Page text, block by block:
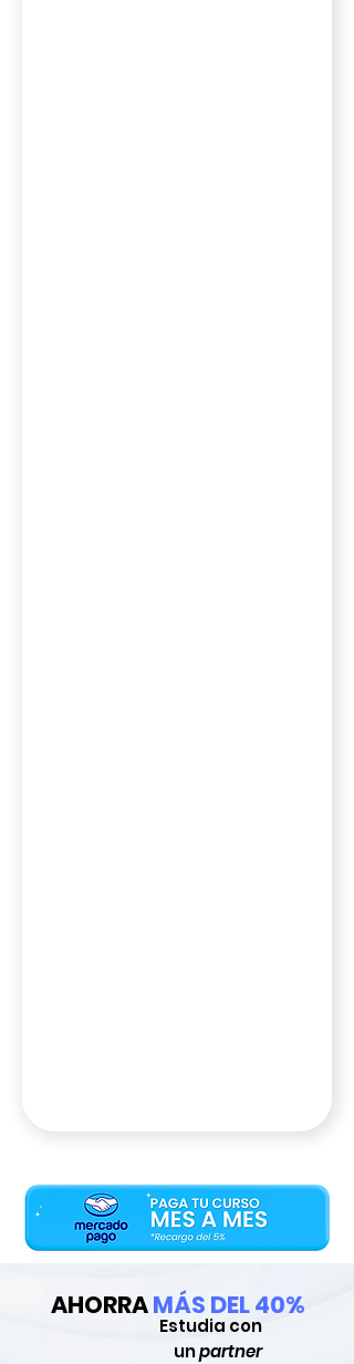
AHORRAMÁS DEL 40%
Estudia con
unpartner